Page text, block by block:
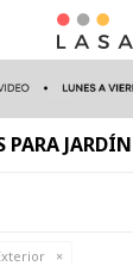
PARA